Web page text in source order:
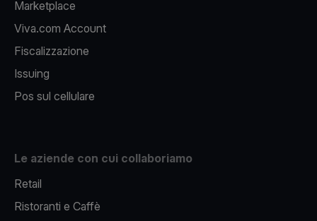
Marketplace
Viva.com Account
Fiscalizzazione
Issuing
Pos sul cellulare
Le aziende con cui collaboriamo
Retail
Ristoranti e Caffè